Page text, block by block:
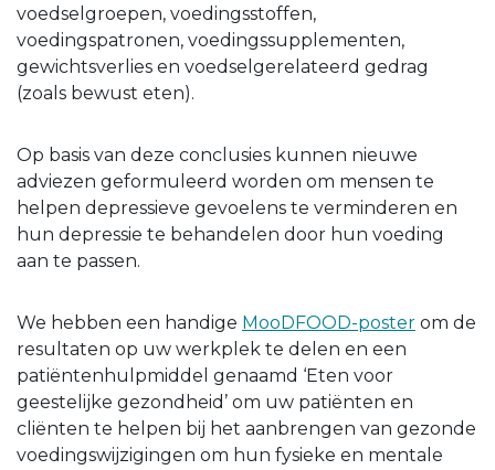
voedselgroepen, voedingsstoffen,
voedingspatronen, voedingssupplementen,
gewichtsverlies en voedselgerelateerd gedrag
(zoals bewust eten).
Op basis van deze conclusies kunnen nieuwe
adviezen geformuleerd worden om mensen te
helpen depressieve gevoelens te verminderen en
hun depressie te behandelen door hun voeding
aan te passen.
We hebben een handige MooDFOOD-poster om de
resultaten op uw werkplek te delen en een
patiëntenhulpmiddel genaamd ‘Eten voor
geestelijke gezondheid’ om uw patiënten en
cliënten te helpen bij het aanbrengen van gezonde
voedingswijzigingen om hun fysieke en mentale